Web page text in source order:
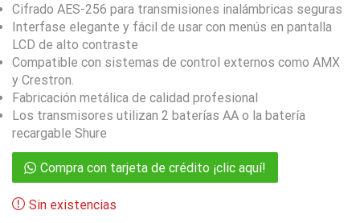
Cifrado AES-256 para transmisiones inalámbricas seguras
Interfase elegante y fácil de usar con menús en pantalla
LCD de alto contraste
Compatible con sistemas de control externos como AMX
y Crestron.
Fabricación metálica de calidad profesional
Los transmisores utilizan 2 baterías AA o la batería
recargable Shure
Compra con tarjeta de crédito ¡clic aquí!
Sin existencias